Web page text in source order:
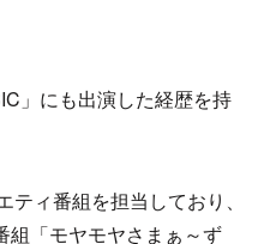
」にも出演した経歴を持
ィ番組を担当しており、
組「モヤモヤさまぁ～ず